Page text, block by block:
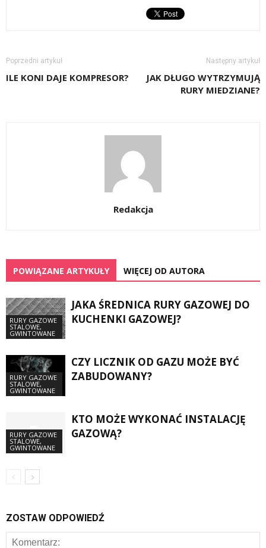
Poprzedni artykuł
ILE KONI DAJE KOMPRESOR?
Następny artykuł
JAK DŁUGO WYTRZYMUJĄ
RURY MIEDZIANE?
Redakcja
POWIĄZANE ARTYKUŁY WIĘCEJ OD AUTORA
RURY GAZOWE
STALOWE,
GWINTOWANE
JAKA ŚREDNICA RURY GAZOWEJ DO
KUCHENKI GAZOWEJ?
RURY GAZOWE
STALOWE,
GWINTOWANE
CZY LICZNIK OD GAZU MOŻE BYĆ
ZABUDOWANY?
RURY GAZOWE
STALOWE,
GWINTOWANE
KTO MOŻE WYKONAĆ INSTALACJĘ
GAZOWĄ?
ZOSTAW ODPOWIEDŹ